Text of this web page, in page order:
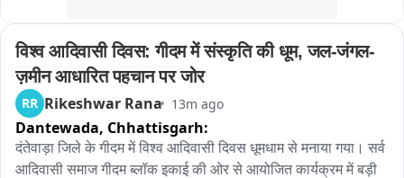
विश्व आदिवासी दिवस: गीदम में संस्कृति की धूम, जल-जंगल-
ज़मीन आधारित पहचान पर जोर
RR Rikeshwar Rana 13m ago
Dantewada, Chhattisgarh:
दंतेवाड़ा जिले के गीदम में विश्व आदिवासी दिवस धूमधाम से मनाया गया। सर्व
आदिवासी समाज गीदम ब्लॉक इकाई की ओर से आयोजित कार्यक्रम में बड़ी